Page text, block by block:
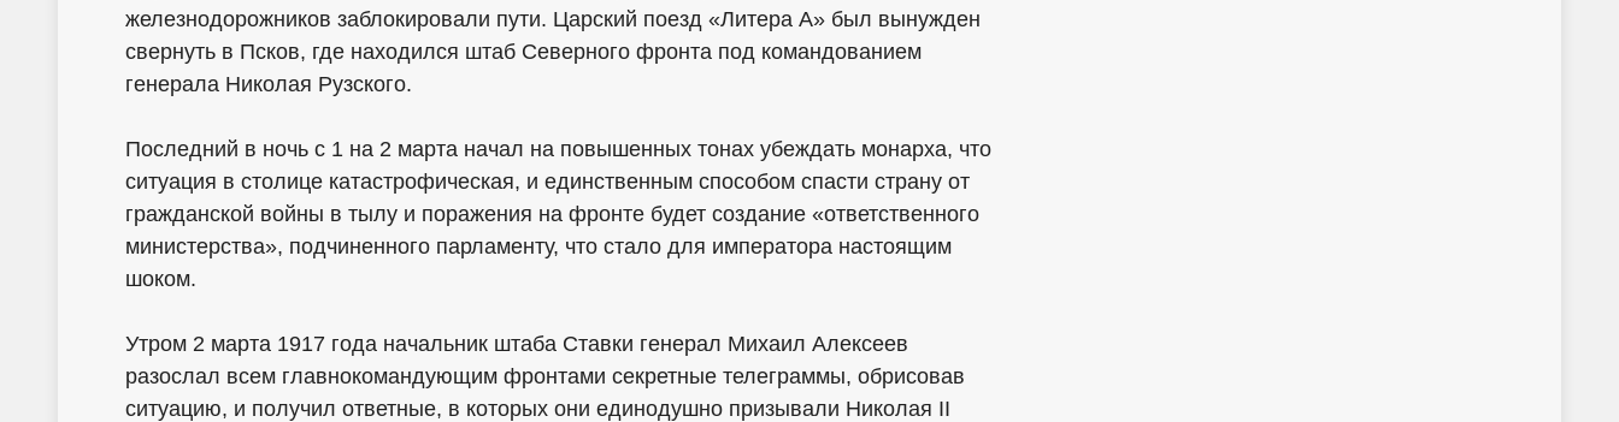
железнодорожников заблокировали пути. Царский поезд «Литера А» был вынужден
свернуть в Псков, где находился штаб Северного фронта под командованием
генерала Николая Рузского.
Последний в ночь с 1 на 2 марта начал на повышенных тонах убеждать монарха, что
ситуация в столице катастрофическая, и единственным способом спасти страну от
гражданской войны в тылу и поражения на фронте будет создание «ответственного
министерства», подчиненного парламенту, что стало для императора настоящим
шоком.
Утром 2 марта 1917 года начальник штаба Ставки генерал Михаил Алексеев
разослал всем главнокомандующим фронтами секретные телеграммы, обрисовав
ситуацию, и получил ответные, в которых они единодушно призывали Николая II